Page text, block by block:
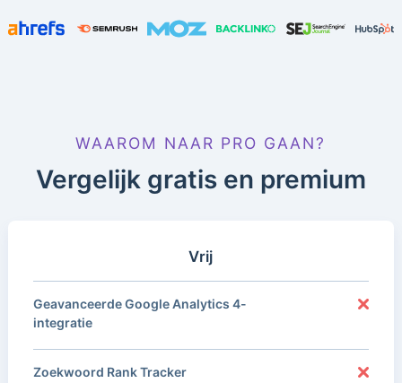
WAAROM NAAR PRO GAAN?
Vergelijk gratis en premium
Vrij
Geavanceerde Google Analytics 4-
integratie
Zoekwoord Rank Tracker